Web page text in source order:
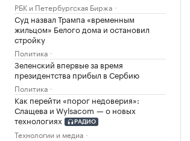
РБК и Петербургская Биржа
Суд назвал Трампа «временным
жильцом» Белого дома и остановил
стройку
Политика
Зеленский впервые за время
президентства прибыл в Сербию
Политика
Как перейти «порог недоверия»:
Слащева и Wylsacom — о новых
технологиях
РАДИО
Технологии и медиа